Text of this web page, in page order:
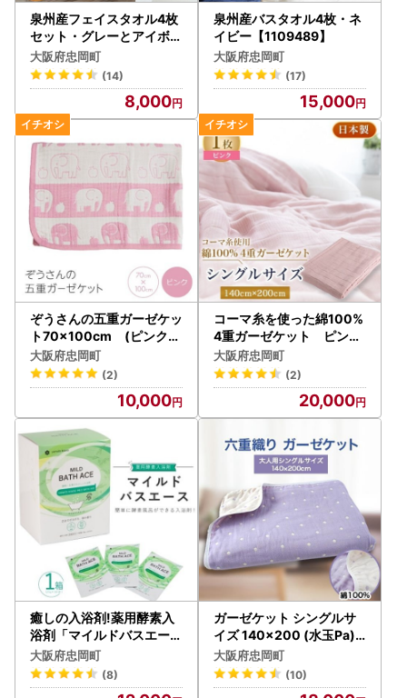
泉州産フェイスタオル4枚
セット・グレーとアイボリ
ー【1082361】
大阪府忠岡町
(14)
8,000
泉州産バスタオル4枚・ネ
イビー【1109489】
大阪府忠岡町
(17)
15,000
ぞうさんの五重ガーゼケッ
ト70×100cm (ピンク)
【1051179】
大阪府忠岡町
(2)
10,000
コーマ糸を使った綿100%
4重ガーゼケット ピンク
【1052955】
大阪府忠岡町
(2)
20,000
癒しの入浴剤!薬用酵素入
浴剤「マイルドバスエース
」1箱(25g×30包)【1116
956】
大阪府忠岡町
(8)
ガーゼケット シングルサ
イズ 140×200 (水玉Pa)
【1078347】
大阪府忠岡町
(10)